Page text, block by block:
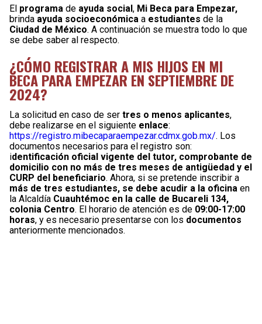
El programa de ayuda social, Mi Beca para Empezar,
brinda ayuda socioeconómica a estudiantes de la
Ciudad de México. A continuación se muestra todo lo que
se debe saber al respecto.
¿CÓMO REGISTRAR A MIS HIJOS EN MI
BECA PARA EMPEZAR EN SEPTIEMBRE DE
2024?
La solicitud en caso de ser tres o menos aplicantes,
debe realizarse en el siguiente enlace:
https://registro.mibecaparaempezar.cdmx.gob.mx/. Los
documentos necesarios para el registro son:
identificación oficial vigente del tutor, comprobante de
domicilio con no más de tres meses de antigüedad y el
CURP del beneficiario. Ahora, si se pretende inscribir a
más de tres estudiantes, se debe acudir a la oficina en
la Alcaldía Cuauhtémoc en la calle de Bucareli 134,
colonia Centro. El horario de atención es de 09:00-17:00
horas, y es necesario presentarse con los documentos
anteriormente mencionados.